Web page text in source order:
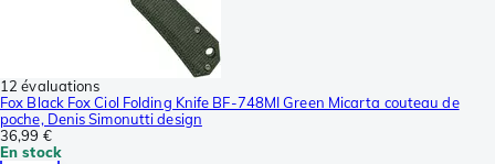
12 évaluations
Fox Black Fox Ciol Folding Knife BF-748MI Green Micarta couteau de
poche, Denis Simonutti design
36,99 €
En stock